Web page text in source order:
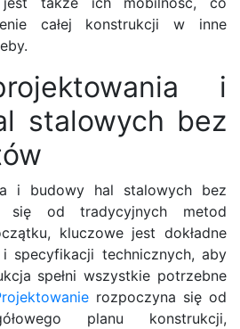
całej konstrukcji w inne
i
stalowych bez
i budowy hal stalowych bez
się od tradycyjnych metod
kluczowe jest dokładne
specyfikacji technicznych, aby
spełni wszystkie potrzebne
rozpoczyna się od
planu konstrukcji,